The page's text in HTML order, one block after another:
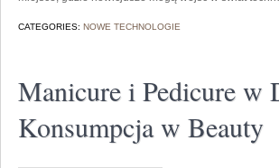
CATEGORIES: NOWE TECHNOLOGIE
Manicure i Pedicure w
Konsumpcja w Beauty